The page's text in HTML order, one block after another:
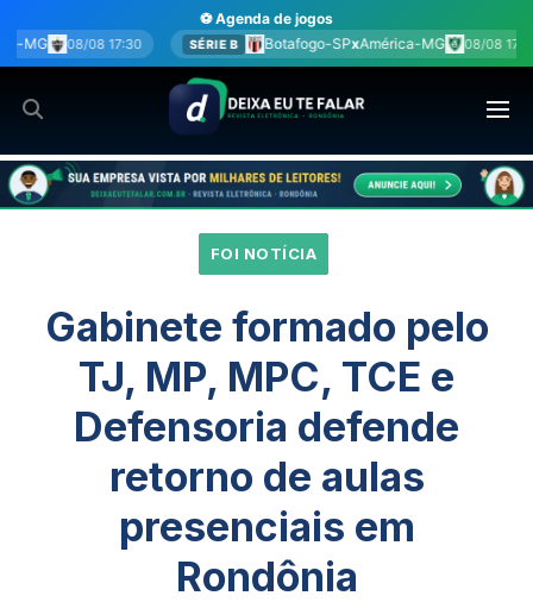
para
o
conteúdo
⚽ Agenda de jogos
B Botafogo-SPx América-MG 08/08 17:30 BRA Coritibax
FOI NOTÍCIA
Gabinete formado pelo
TJ, MP, MPC, TCE e
Defensoria defende
retorno de aulas
presenciais em
Rondônia